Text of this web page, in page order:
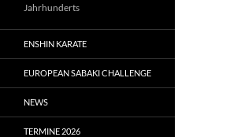
Jahrhunderts
ENSHIN KARATE
EUROPEAN SABAKI CHALLENGE
NEWS
TERMINE 2026